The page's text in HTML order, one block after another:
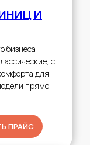
И
бизнеса!
с
для
прямо
ПРАЙС